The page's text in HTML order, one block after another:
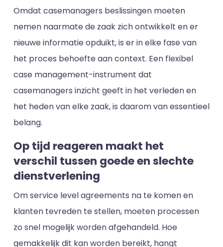
Omdat casemanagers beslissingen moeten
nemen naarmate de zaak zich ontwikkelt en er
nieuwe informatie opduikt, is er in elke fase van
het proces behoefte aan context. Een flexibel
case management-instrument dat
casemanagers inzicht geeft in het verleden en
het heden van elke zaak, is daarom van essentieel
belang.
Op tijd reageren maakt het
verschil tussen goede en slechte
dienstverlening
Om service level agreements na te komen en
klanten tevreden te stellen, moeten processen
zo snel mogelijk worden afgehandeld. Hoe
gemakkelijk dit kan worden bereikt, hangt